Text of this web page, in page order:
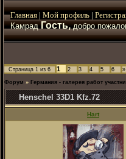
Главная | Мой профиль |
КамрадГость,добро
Страница 1 из 6 1 2 3 4 5 6 »
Форум » Германия - галерея работ
Henschel 33D1 Kfz.72
Hart